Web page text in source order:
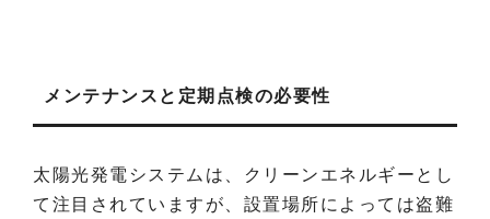
メンテナンスと定期点検の必要性
太陽光発電システムは、クリーンエネルギーとし
て注目されていますが、設置場所によっては盗難